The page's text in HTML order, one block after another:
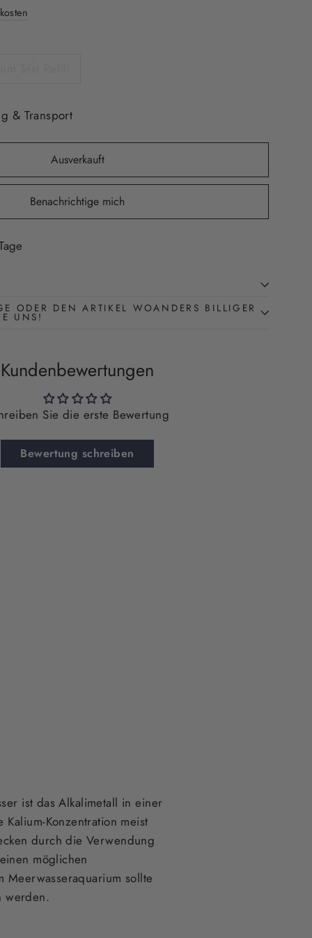
& Transport
Ausverkauft
Benachrichtige mich
ODER DEN ARTIKEL WOANDERS BILLIGER
UNS!
Kundenbewertungen
Sie die erste Bewertung
Bewertung schreiben
ist das Alkalimetall in einer
Konzentration meist
durch die Verwendung
möglichen
sollte
werden.